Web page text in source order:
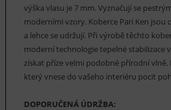
výška vlasu je 7 mm. Vyznačují se
moderními vzory. Koberce Pari Ken jsou
a lehce se udržují. Při výrobě těchto
moderní technologie tepelné stabilizace
získat příze velmi podobné přírodní vlně.
který vnese do vašeho interiéru pocit
DOPORUČENÁ ÚDRŽBA: